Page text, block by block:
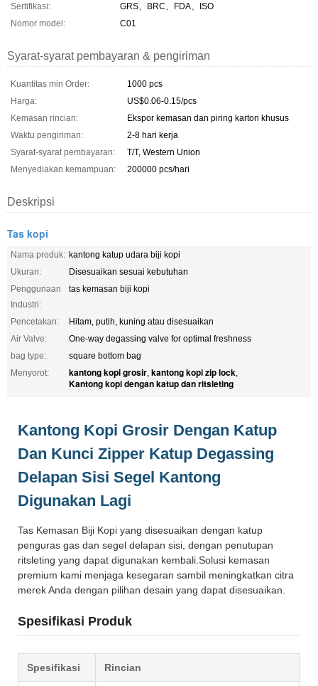
Sertifikasi:
GRS、BRC、FDA、ISO
Nomor model:
C01
Syarat-syarat pembayaran & pengiriman
Kuantitas min Order:
1000 pcs
Harga:
US$0.06-0.15/pcs
Kemasan rincian:
Ekspor kemasan dan piring karton khusus
Waktu pengiriman:
2-8 hari kerja
Syarat-syarat pembayaran:
T/T, Western Union
Menyediakan kemampuan:
200000 pcs/hari
Deskripsi
Tas kopi
Nama produk: kantong katup udara biji kopi
Ukuran:
Disesuaikan sesuai kebutuhan
Penggunaan
Industri:
tas kemasan biji kopi
Pencetakan:
Hitam, putih, kuning atau disesuaikan
Air Valve:
One-way degassing valve for optimal freshness
bag type:
square bottom bag
Menyorot:
kantong kopi grosir, kantong kopi zip lock,
Kantong kopi dengan katup dan ritsleting
Kantong Kopi Grosir Dengan Katup
Dan Kunci Zipper Katup Degassing
Delapan Sisi Segel Kantong
Digunakan Lagi
Tas Kemasan Biji Kopi yang disesuaikan dengan katup
penguras gas dan segel delapan sisi, dengan penutupan
ritsleting yang dapat digunakan kembali.Solusi kemasan
premium kami menjaga kesegaran sambil meningkatkan citra
merek Anda dengan pilihan desain yang dapat disesuaikan.
Spesifikasi Produk
Spesifikasi Rincian